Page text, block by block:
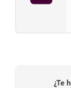
¿Te